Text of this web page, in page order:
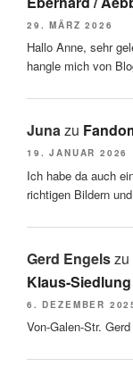
29. MÄRZ 2026
Hallo Anne, sehr
hangle mich von
Junazu
19. JANUAR 2026
Ich habe da auch
richtigen Bildern
Gerd Engelszu
Klaus-
6. DEZEMBER
Von-Galen-Str.